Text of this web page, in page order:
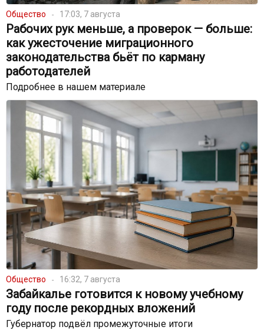
Общество 17:03, 7 августа
Рабочих рук меньше, а проверок — больше:
как ужесточение миграционного
законодательства бьёт по карману
работодателей
Подробнее в нашем материале
Общество 16:32, 7 августа
Забайкалье готовится к новому учебному
году после рекордных вложений
Губернатор подвёл промежуточные итоги